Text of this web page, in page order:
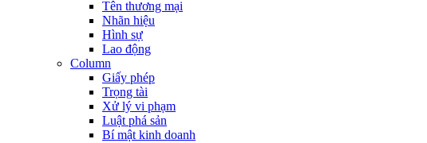
Tên thương mại
Nhãn hiệu
Hình sự
Lao động
Column
Giấy phép
Trọng tài
Xử lý vi phạm
Luật phá sản
Bí mật kinh doanh